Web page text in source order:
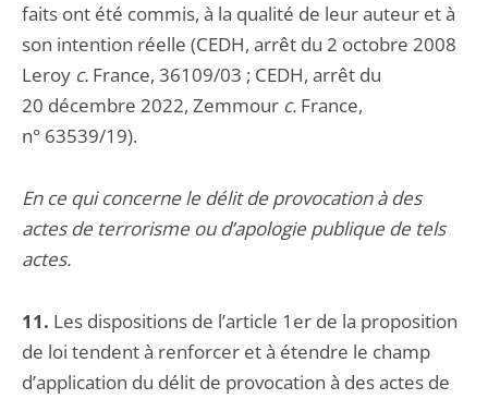
faits ont été commis, à la qualité de leur auteur et à
son intention réelle (CEDH, arrêt du 2 octobre 2008
Leroy c. France, 36109/03 ; CEDH, arrêt du
20 décembre 2022, Zemmour c. France,
n° 63539/19).
En ce qui concerne le délit de provocation à des
actes de terrorisme ou d’apologie publique de tels
actes.
11. Les dispositions de l’article 1er de la proposition
de loi tendent à renforcer et à étendre le champ
d’application du délit de provocation à des actes de